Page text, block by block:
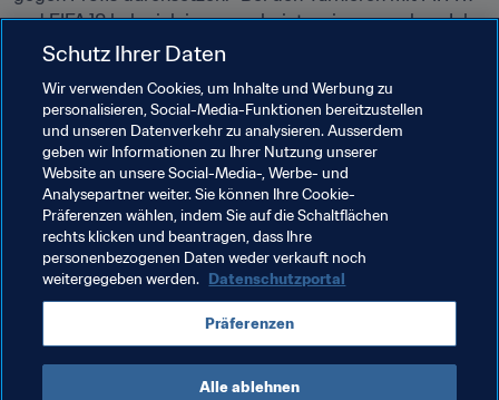
und FIFA 18 habe ich immer sehr intensiv zugesehen. Ich
sah, wie stark 'nicolas99FC' bei FIFA 18 spielte, ich sah,
immer zugesehen. Nicolas ist mein Lieblings-Gamer.
Außerdem ist er ein Freund. Seine Spielweise gefällt mir
sehr. Er ist so etwas wie mein Spiegelbild."
Wartet somit vielleicht in einigen Wochen ein klassisches
Duell zwischen dem besten Brasilianer und dem besten
Argentinier auf uns? Die Aussicht auf einen derartigen
fussballerischen Leckerbissen beim Grand Final ist
jedenfalls überaus verlockend.
Schutz Ihrer Daten
Wir verwenden Cookies, um Inhalte und Werbung zu
personalisieren, Social-Media-Funktionen bereitzustellen
und unseren Datenverkehr zu analysieren. Ausserdem
geben wir Informationen zu Ihrer Nutzung unserer
Website an unsere Social-Media-, Werbe- und
Analysepartner weiter. Sie können Ihre Cookie-
Präferenzen wählen, indem Sie auf die Schaltflächen
rechts klicken und beantragen, dass Ihre
personenbezogenen Daten weder verkauft noch
weitergegeben werden. Datenschutzportal
Präferenzen
Alle ablehnen